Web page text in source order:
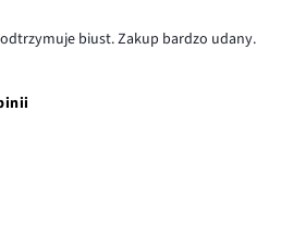
biust. Zakup bardzo udany.